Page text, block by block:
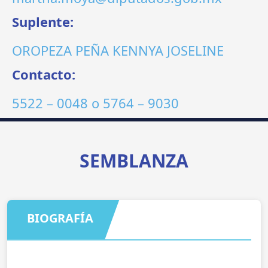
Suplente:
OROPEZA PEÑA KENNYA JOSELINE
Contacto:
5522 – 0048 o 5764 – 9030
SEMBLANZA
BIOGRAFÍA